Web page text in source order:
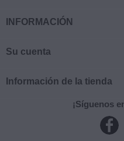
INFORMACIÓN
Su cuenta
Información de la tienda
¡Síguenos